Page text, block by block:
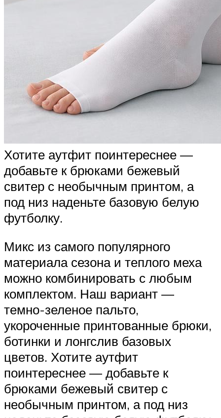
Хотите аутфит поинтереснее —
добавьте к брюками бежевый
свитер с необычным принтом, а
под низ наденьте базовую белую
футболку.
Микс из самого популярного
материала сезона и теплого меха
можно комбинировать с любым
комплектом. Наш вариант —
темно-зеленое пальто,
укороченные принтованные брюки,
ботинки и лонгслив базовых
цветов. Хотите аутфит
поинтереснее — добавьте к
брюками бежевый свитер с
необычным принтом, а под низ